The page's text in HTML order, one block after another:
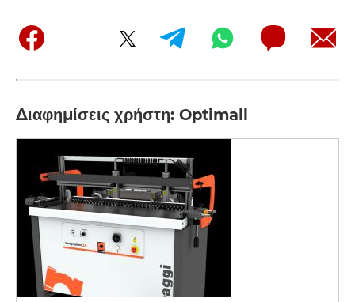
Διαφημίσεις χρήστη: Optimall